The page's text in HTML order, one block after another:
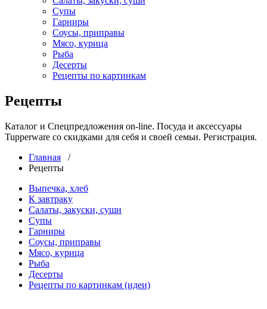
Супы
Гарниры
Соусы, приправы
Мясо, курица
Рыба
Десерты
Рецепты по картинкам
Рецепты
Каталог и Спецпредложения on-line. Посуда и аксессуары
Tupperware со скидками для себя и своей семьи. Регистрация.
Главная /
Рецепты
Выпечка, хлеб
К завтраку
Салаты, закуски, суши
Супы
Гарниры
Соусы, приправы
Мясо, курица
Рыба
Десерты
Рецепты по картинкам (идеи)